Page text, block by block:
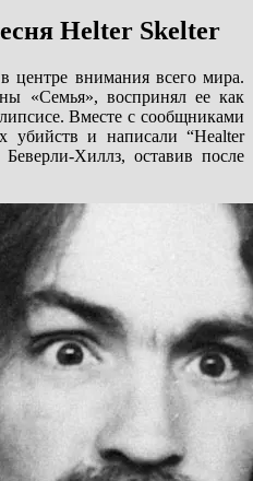
Helter Skelter
центре внимания всего мира.
«Семья», воспринял ее как
Вместе с сообщниками
убийств и написали “Healter
Хиллз, оставив после